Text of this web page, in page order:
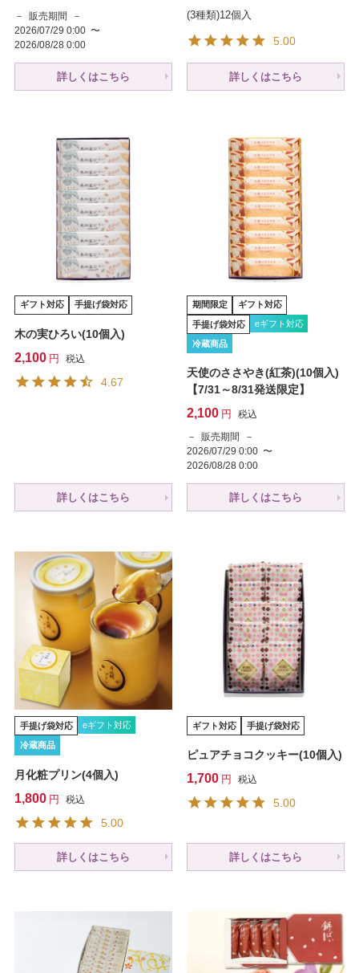
販売期間
2026/07/29 0:00 〜
2026/08/28 0:00
詳しくはこちら
(3種類)12個入
5.00
詳しくはこちら
ギフト対応 手提げ袋対応
木の実ひろい(10個入)
2,100 税込
4.67
詳しくはこちら
期間限定 ギフト対応
手提げ袋対応 eギフト対応
冷蔵商品
天使のささやき(紅茶)(10個入)
【7/31～8/31発送限定】
2,100
税込
販売期間
2026/07/29 0:00 〜
2026/08/28 0:00
詳しくはこちら
手提げ袋対応 eギフト対応
冷蔵商品
月化粧プリン(4個入)
1,800 税込
5.00
詳しくはこちら
ギフト対応 手提げ袋対応
ピュアチョコクッキー(10個入)
1,700 税込
5.00
詳しくはこちら